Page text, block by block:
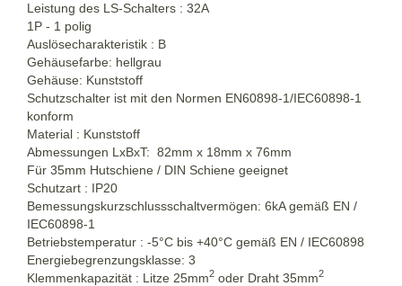
Leistung des LS-Schalters : 32A
1P - 1 polig
Auslösecharakteristik : B
Gehäusefarbe: hellgrau
Gehäuse: Kunststoff
Schutzschalter ist mit den Normen EN60898-1/IEC60898-1
konform
Material : Kunststoff
Abmessungen LxBxT: 82mm x 18mm x 76mm
Für 35mm Hutschiene / DIN Schiene geeignet
Schutzart : IP20
Bemessungskurzschlussschaltvermögen: 6kA gemäß EN /
IEC60898-1
Betriebstemperatur : -5°C bis +40°C gemäß EN / IEC60898
Energiebegrenzungsklasse: 3
Klemmenkapazität : Litze 25mm2 oder Draht 35mm2